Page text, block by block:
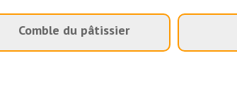
Comble du pâtissier